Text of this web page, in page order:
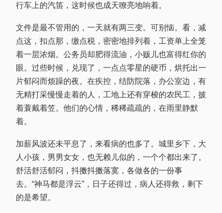
行车上的汽笛，这时候也成天嘹亮地响着。
文件是最不管用的，一天就有两三变。可别恼。看，减
点这，扣点那，缴点税，密密地排列着，工资单上全笼
着一层浓烟。公务员却肥得流油，小贩儿也富得红你的
眼。过些时候，兑现了，一点点零星的硬币，烘托出一
片郁闷而烦躁的夜。在疾控，结防院落，办公室边，有
无精打采慢慢走着的人，工地上还有穿梭的农民工，披
着蓑戴着笠。他们的心情，稀稀疏疏的，在雨里静默
着。
加薪风波还未平息了，来看病的也多了。城里乡下，大
人小孩，男男女女，也无赖儿似的，一个个都出来了。
舒活舒活郁闷，抖擞抖擞落寞，各做各的一份事
去。“神马都是浮云”，日子还得过，病人还得救，剩下
的是希望。